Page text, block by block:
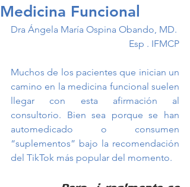
Medicina Funcional
Dra Ángela María Ospina Obando, MD.
Esp . IFMCP
Muchos de los pacientes que inician un
camino en la medicina funcional suelen
llegar con esta afirmación al
consultorio. Bien sea porque se han
automedicado o consumen
“suplementos” bajo la recomendación
del TikTok más popular del momento.